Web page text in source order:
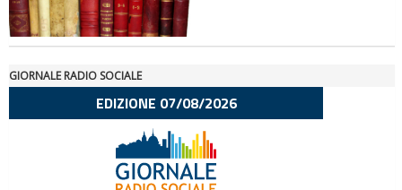
La formazione Uisp rallenta ma prosegue anche in estate
GIORNALE RADIO SOCIALE